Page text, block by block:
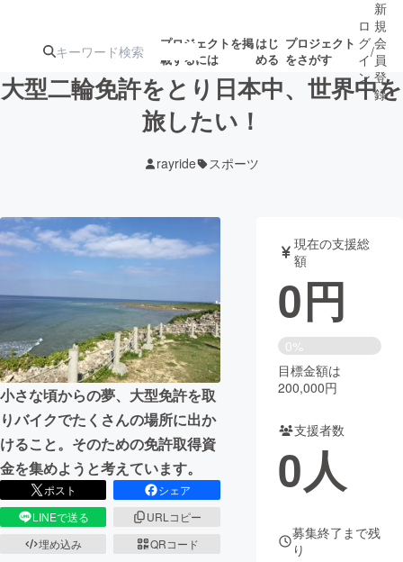
プロジェクトを掲
載するには
はじ
める
プロジェクト
をさがす
ジェクト
ロジェクト
アート・写真 音楽
ゲーム・サ
映像・映画 書籍・雑誌
ビジネス・起業 チャレンジ
まちづくり・地域活性化
CAMPFIRE for Social Good
CAMPFIRE Creation
CAMPFIREふるさと納税
ロ
グ
イ
ン
/
新
規
会
員
登
録
大型二輪免許をとり日本中、世界中を
旅したい！
rayride スポーツ
小さな頃からの夢、大型免許を取
りバイクでたくさんの場所に出か
けること。そのための免許取得資
金を集めようと考えています。
ポスト
シェア
LINEで送る
URLコピー
埋め込み
QRコード
現在の支援総
額
0円
0%
目標金額は
200,000円
支援者数
0人
募集終了まで残
り